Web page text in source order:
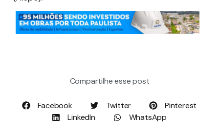
Compartilhe esse post
Facebook Twitter
Pinterest
LinkedIn
WhatsApp